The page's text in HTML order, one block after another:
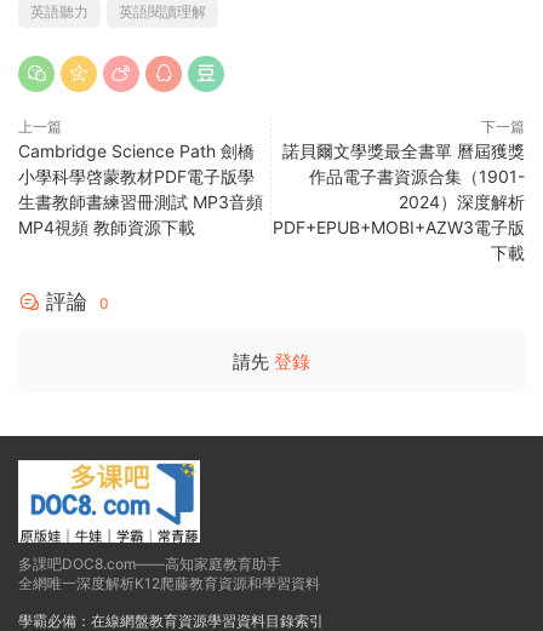
英語聽力
英語閱讀理解
上一篇
Cambridge Science Path 劍橋
小學科學啓蒙教材PDF電子版學
生書教師書練習冊測試 MP3音頻
MP4視頻 教師資源下載
下一篇
諾貝爾文學獎最全書單 曆屆獲獎
作品電子書資源合集（1901-
2024）深度解析
PDF+EPUB+MOBI+AZW3電子版
下載
評論 0
請先 登錄
多課吧DOC8.com——高知家庭教育助手
全網唯一深度解析K12爬藤教育資源和學習資料
學霸必備：在線網盤教育資源學習資料目錄索引